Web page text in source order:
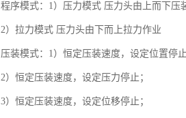
程序模式：1）压力模式 压力头由上而下压
2）拉力模式 压力头由下而上拉力作业
压装模式：1）恒定压装速度，设定位置停止
2）恒定压装速度，设定压力停止；
3）恒定压装速度，设定位移停止；